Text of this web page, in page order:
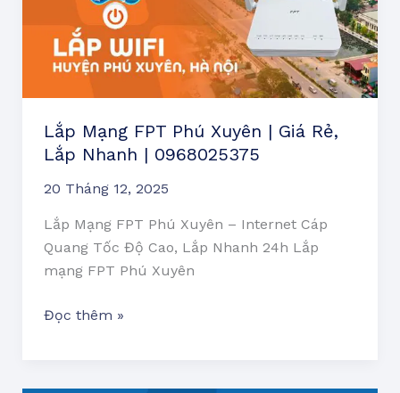
Lắp Mạng FPT Phú Xuyên | Giá Rẻ,
Lắp Nhanh | 0968025375
20 Tháng 12, 2025
Lắp Mạng FPT Phú Xuyên – Internet Cáp
Quang Tốc Độ Cao, Lắp Nhanh 24h Lắp
mạng FPT Phú Xuyên
Giá
Rẻ,
|
0968025375
Đọc thêm »